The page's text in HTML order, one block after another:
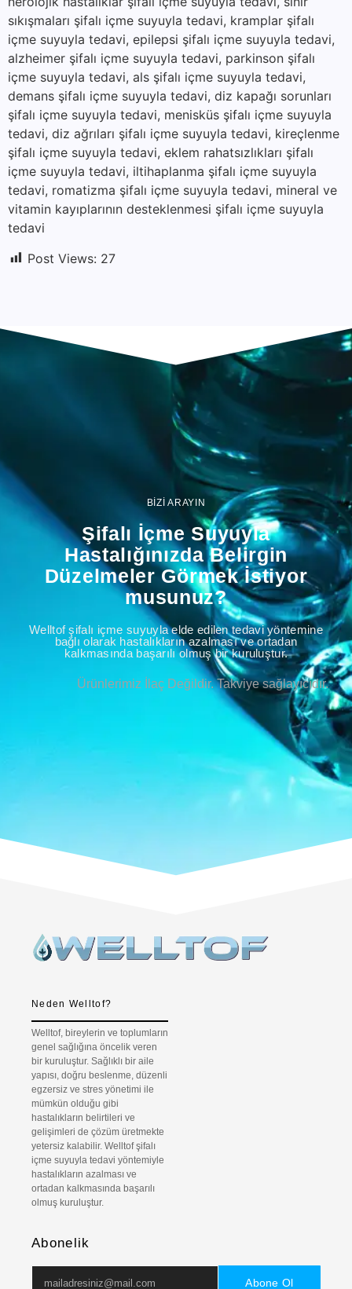
sıkışmaları şifalı içme suyuyla tedavi, kramplar şifalı
içme suyuyla tedavi, epilepsi şifalı içme suyuyla tedavi,
alzheimer şifalı içme suyuyla tedavi, parkinson şifalı
içme suyuyla tedavi, als şifalı içme suyuyla tedavi,
demans şifalı içme suyuyla tedavi, diz kapağı sorunları
şifalı içme suyuyla tedavi, menisküs şifalı içme suyuyla
tedavi, diz ağrıları şifalı içme suyuyla tedavi, kireçlenme
şifalı içme suyuyla tedavi, eklem rahatsızlıkları şifalı
içme suyuyla tedavi, iltihaplanma şifalı içme suyuyla
tedavi, romatizma şifalı içme suyuyla tedavi, mineral ve
vitamin kayıplarının desteklenmesi şifalı içme suyuyla
tedavi
Post Views: 27
BİZİ ARAYIN
Şifalı İçme Suyuyla
Hastalığınızda Belirgin
Düzelmeler Görmek İstiyor
musunuz?
Welltof şifalı içme suyuyla elde edilen tedavi yöntemine
bağlı olarak hastalıkların azalması ve ortadan
kalkmasında başarılı olmuş bir kuruluştur.
Ürünlerimiz İlaç Değildir. Takviye sağlayıcıdır.
Neden Welltof?
Welltof, bireylerin ve toplumların
genel sağlığına öncelik veren
bir kuruluştur. Sağlıklı bir aile
yapısı, doğru beslenme, düzenli
egzersiz ve stres yönetimi ile
mümkün olduğu gibi
hastalıkların belirtileri ve
gelişimleri de çözüm üretmekte
yetersiz kalabilir. Welltof şifalı
içme suyuyla tedavi yöntemiyle
hastalıkların azalması ve
ortadan kalkmasında başarılı
olmuş kuruluştur.
Abonelik
Abone Ol